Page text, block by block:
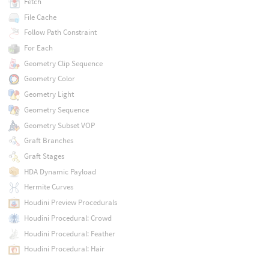
File Cache
Follow Path Constraint
For Each
Geometry Clip Sequence
Geometry Color
Geometry Light
Geometry Sequence
Geometry Subset VOP
Graft Branches
Graft Stages
HDA Dynamic Payload
Hermite Curves
Houdini Preview Procedurals
Houdini Procedural: Crowd
Houdini Procedural: Feather
Houdini Procedural: Hair